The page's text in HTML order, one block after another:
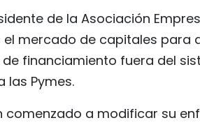
de la Asociación
el mercado de capitales para
financiamiento fuera del
las Pymes.
a modificar su